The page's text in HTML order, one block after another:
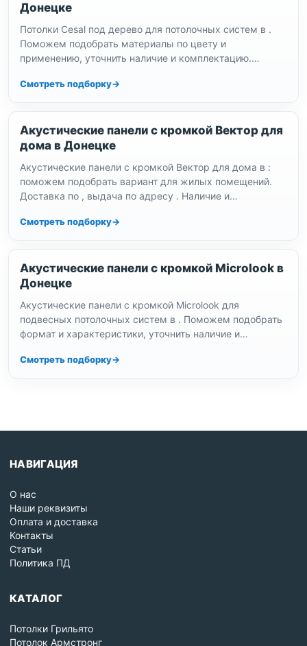
Донецке
Потолки Cesal под дерево для потолочных систем в .
Поможем подобрать материалы по цвету и
применению, уточнить наличие и комплектацию.
Смотреть подборку
Акустические панели с кромкой Вектор для
дома в Донецке
Акустические панели с кромкой Вектор для дома в :
поможем подобрать вариант для жилых помещений.
Доставка по , выдача по адресу . Наличие и…
Смотреть подборку
Акустические панели с кромкой Microlook в
Донецке
Акустические панели с кромкой Microlook для
подвесных потолочных систем в . Поможем подобрать
формат и характеристики, уточнить наличие и
Смотреть подборку
НАВИГАЦИЯ
О нас
Наши реквизиты
Оплата и доставка
Контакты
Статьи
Политика ПД
КАТАЛОГ
Потолки Грильято
Потолок Армстронг